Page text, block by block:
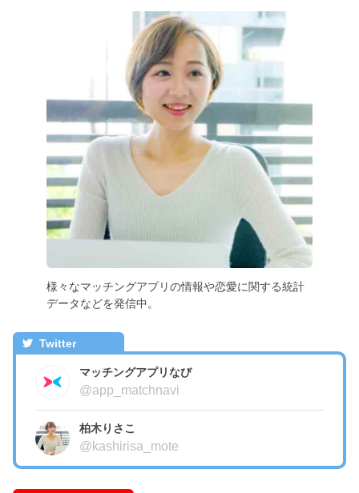
様々なマッチングアプリの情報や恋愛に関する統計
データなどを発信中。
Twitter
マッチングアプリなび
@app_matchnavi
柏木りさこ
@kashirisa_mote